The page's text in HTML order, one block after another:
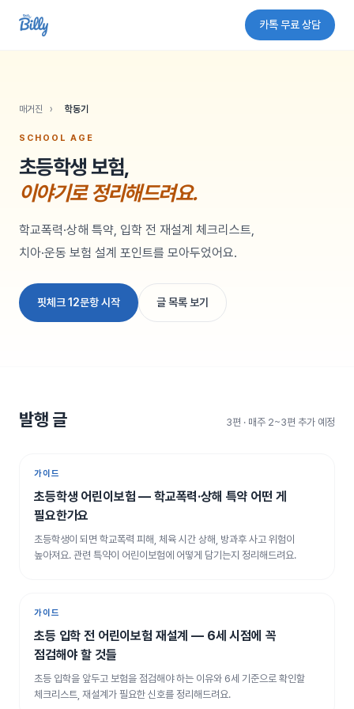
카톡 무료 상담
매거진 › 학동기
SCHOOL AGE
초등학생 보험,
이야기로 정리해드려요.
학교폭력·상해 특약, 입학 전 재설계 체크리스트,
치아·운동 보험 설계 포인트를 모아두었어요.
핏체크 12문항 시작 글 목록 보기
발행 글 3편 · 매주 2~3편 추가 예정
가이드
초등학생 어린이보험 — 학교폭력·상해 특약 어떤 게
필요한가요
초등학생이 되면 학교폭력 피해, 체육 시간 상해, 방과후 사고 위험이
높아져요. 관련 특약이 어린이보험에 어떻게 담기는지 정리해드려요.
가이드
초등 입학 전 어린이보험 재설계 — 6세 시점에 꼭
점검해야 할 것들
초등 입학을 앞두고 보험을 점검해야 하는 이유와 6세 기준으로 확인할
체크리스트, 재설계가 필요한 신호를 정리해드려요.